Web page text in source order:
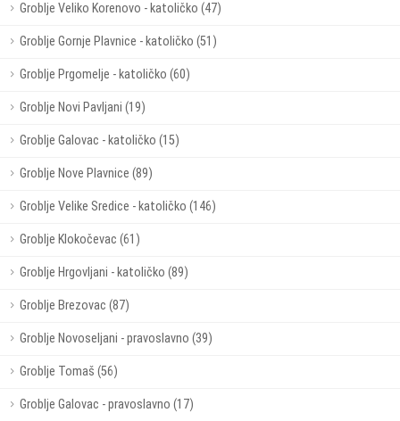
Groblje Veliko Korenovo - katoličko (47)
Groblje Gornje Plavnice - katoličko (51)
Groblje Prgomelje - katoličko (60)
Groblje Novi Pavljani (19)
Groblje Galovac - katoličko (15)
Groblje Nove Plavnice (89)
Groblje Velike Sredice - katoličko (146)
Groblje Klokočevac (61)
Groblje Hrgovljani - katoličko (89)
Groblje Brezovac (87)
Groblje Novoseljani - pravoslavno (39)
Groblje Tomaš (56)
Groblje Galovac - pravoslavno (17)